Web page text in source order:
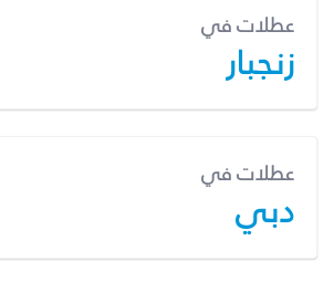
عطلات في
زنجبار
عطلات في
دبي